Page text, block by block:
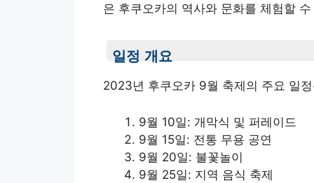
은 후쿠오카의 역사와 문화를 체험할
일정 개요
2023년 후쿠오카 9월 축제의 주요 일
9월 10일: 개막식 및 퍼레이드
9월 15일: 전통 무용 공연
9월 20일: 불꽃놀이
9월 25일: 지역 음식 축제